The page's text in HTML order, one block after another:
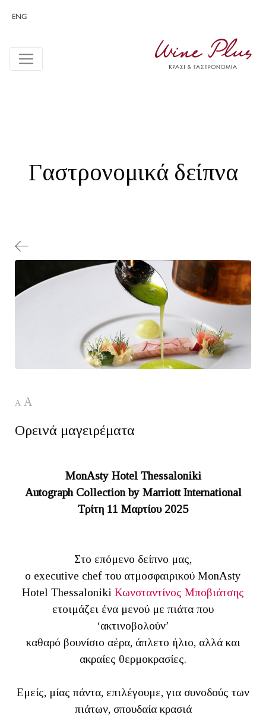
ENG
Γαστρονομικά δείπνα
A A
Ορεινά μαγειρέματα
MonAsty Hotel Thessaloniki
Autograph Collection by Marriott International
Τρίτη 11 Μαρτίου 2025
Στο επόμενο δείπνο μας,
ο executive chef του ατμοσφαιρικού MonAsty
Hotel Thessaloniki Κωνσταντίνος Μποβιάτσης
ετοιμάζει ένα μενού με πιάτα που
‘ακτινοβολούν’
καθαρό βουνίσιο αέρα, άπλετο ήλιο, αλλά και
ακραίες θερμοκρασίες.
Εμείς, μίας πάντα, επιλέγουμε, για συνοδούς των
πιάτων, σπουδαία κρασιά